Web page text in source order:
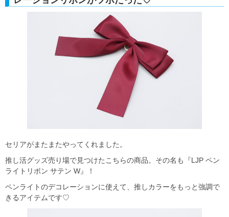
セリアがまたまたやってくれました。
推し活グッズ売り場で見つけたこちらの商品。その名も『LJP ペン
ライトリボン サテン W』！
ペンライトのデコレーションに使えて、推しカラーをもっと強調で
きるアイテムです♡